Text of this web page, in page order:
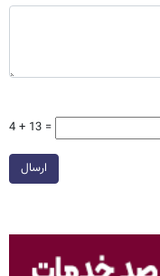
4 + 13 =
ارسال